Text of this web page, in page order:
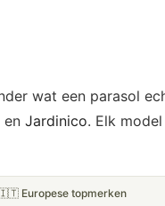
wat een parasol
en Jardinico. Elk
Europese topmerken